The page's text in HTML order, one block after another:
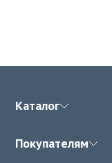
Каталог
Покупателям